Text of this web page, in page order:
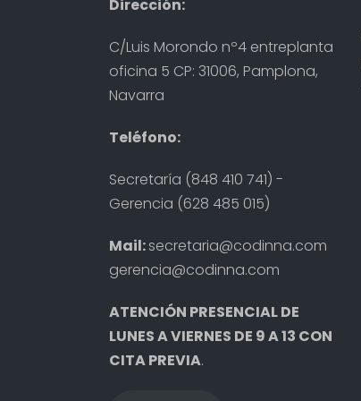
Dirección:
C/Luis Morondo nº4 entreplanta
oficina 5 CP: 31006, Pamplona,
Navarra
Teléfono:
Secretaría (848 410 741) -
Gerencia (628 485 015)
Mail:secretaria@codinna.com
gerencia@codinna.com
ATENCIÓN PRESENCIAL DE
LUNES A VIERNES DE 9 A 13 CON
CITA PREVIA.